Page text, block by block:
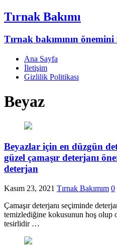
Tırnak Bakımı
Tırnak bakımının
Ana Sayfa
İletişim
Gizlilik Politikası
Beyaz
Beyazlar için en düzgün
güzel çamaşır deterjanı
deterjan
Kasım 23, 2021 Tırnak Bakımım 0
Çamaşır deterjanı seçiminde
temizlediğine kokusunun hoş olup
tesirlidir …